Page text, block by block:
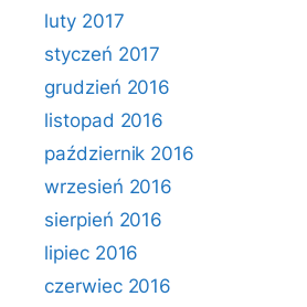
luty 2017
styczeń 2017
grudzień 2016
listopad 2016
październik 2016
wrzesień 2016
sierpień 2016
lipiec 2016
czerwiec 2016